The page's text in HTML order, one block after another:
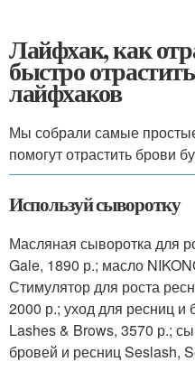
Лайфхак, как
быстро
лайфхаков
Мы собрали самые
помогут отрастить брови
Используй сыворотку
Масляная сыворотка для
Gale, 1890 р.; масло
Стимулятор для роста
2000 р.; уход для ресниц
Lashes & Brows, 3570 р.;
бровей и ресниц Seslash,